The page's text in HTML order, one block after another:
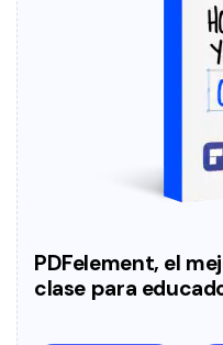
PDFelement, el
clase para